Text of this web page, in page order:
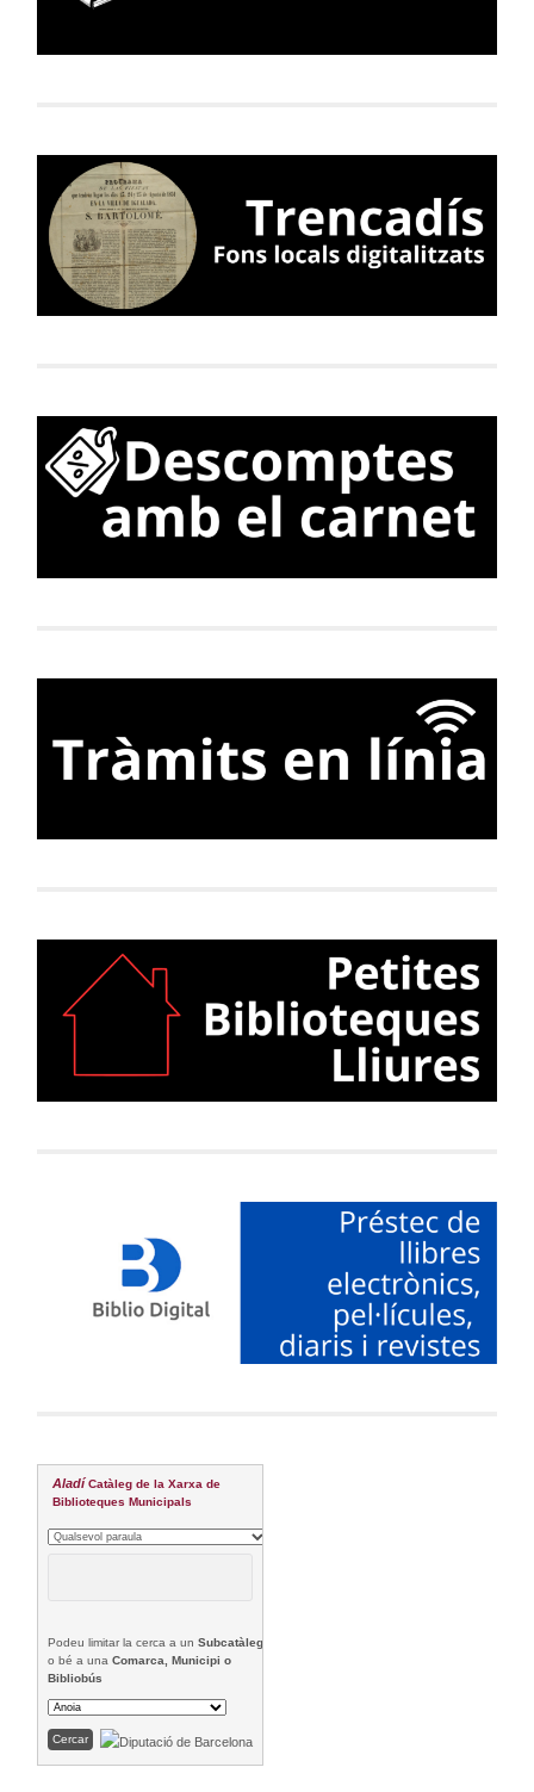
Aladí Catàleg de la Xarxa de
Biblioteques Municipals
Podeu limitar la cerca a unSubcatàleg
o bé a unaComarca, Municipi o
Bibliobús